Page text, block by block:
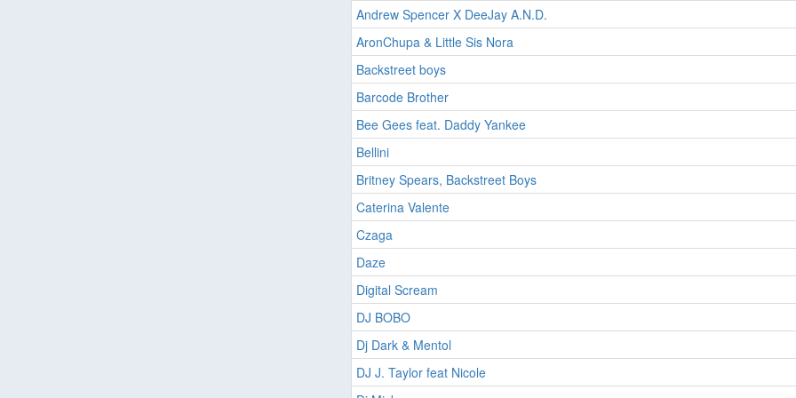
Andrew Spencer X DeeJay A.N.D.
AronChupa & Little Sis Nora
Backstreet boys
Barcode Brother
Bee Gees feat. Daddy Yankee
Bellini
Britney Spears, Backstreet Boys
Caterina Valente
Czaga
Daze
Digital Scream
DJ BOBO
Dj Dark & Mentol
DJ J. Taylor feat Nicole